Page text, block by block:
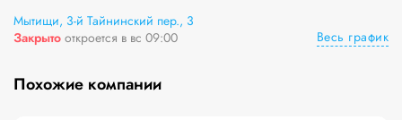
Мытищи, 3-й Тайнинский пер., 3
Закрыто откроется в вс 09:00 Весь график
Похожие компании